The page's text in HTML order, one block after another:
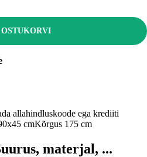
allahindluskoode ega krediiti
cmKõrgus 175 cm
materjal, ...